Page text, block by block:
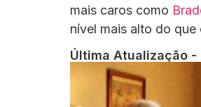
mais caros como
nível mais alto do que
Última Atualização